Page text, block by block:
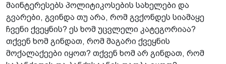
მაინტერესებს პოლიტიკოსების სახელები და
გვარები, გვინდა თუ არა, რომ გვქონდეს სიამაყე
ჩვენი ქვეყნის? ეს ხომ უცვლელი კატეგორიაა?
თქვენ ხომ გინდათ, რომ მაგარი ქვეყნის
მოქალაქეები იყოთ? თქვენ ხომ არ გინდათ, რომ